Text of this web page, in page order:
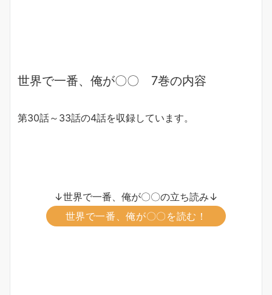
世界で一番、俺が〇〇 7巻の内容
第30話～33話の4話を収録しています。
↓世界で一番、俺が〇〇の立ち読み↓
世界で一番、俺が〇〇を読む！